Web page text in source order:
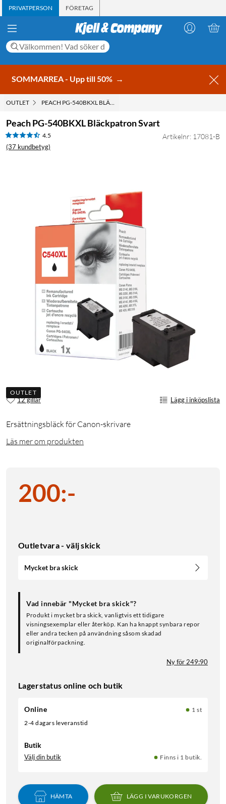
PRIVATPERSON FÖRETAG
SOMMARREA - Upp till 50% →
OUTLET PEACH PG-540BKXL BLÄCKPATRON SVART
Peach PG-540BKXL Bläckpatron Svart
4.5
(37 kundbetyg)
Artikelnr: 17081-B
OUTLET
12 gillar Lägg i inköpslista
Ersättningsbläck för Canon-skrivare
Läs mer om produkten
200:-
Outletvara - välj skick
Mycket bra skick
Vad innebär "Mycket bra skick"?
Produkt i mycket bra skick, vanligtvis ett tidigare
visningsexemplar eller återköp. Kan ha knappt synbara repor
eller andra tecken på användning såsom skadad
originalförpackning.
Ny för 249:90
Lagerstatus online och butik
Online
1 st
2-4 dagars leveranstid
Butik
Välj din butik Finns i 1 butik.
HÄMTA LÄGG I VARUKORGEN